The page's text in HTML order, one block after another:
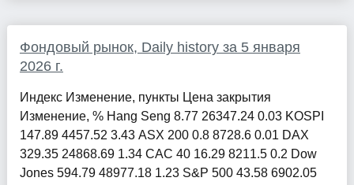
Фондовый рынок, Daily history за 5 января
2026 г.
Индекс Изменение, пункты Цена закрытия
Изменение, % Hang Seng 8.77 26347.24 0.03 KOSPI
147.89 4457.52 3.43 ASX 200 0.8 8728.6 0.01 DAX
329.35 24868.69 1.34 CAC 40 16.29 8211.5 0.2 Dow
Jones 594.79 48977.18 1.23 S&P 500 43.58 6902.05